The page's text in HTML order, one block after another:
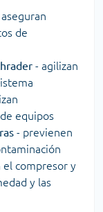
de
- agilizan
equipos
- previenen
compresor y
y las